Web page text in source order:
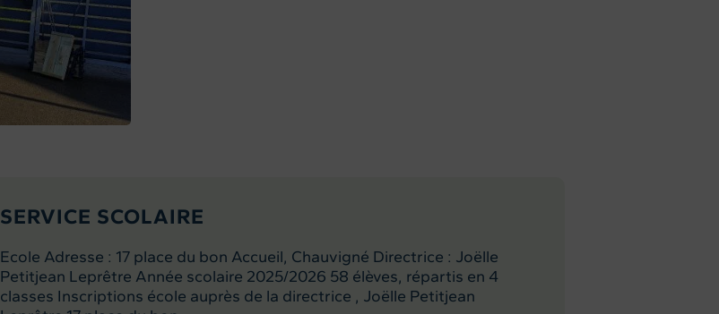
SERVICE SCOLAIRE
Ecole Adresse : 17 place du bon Accueil, Chauvigné Directrice : Joëlle
Petitjean Leprêtre Année scolaire 2025/2026 58 élèves, répartis en 4
classes Inscriptions école auprès de la directrice , Joëlle Petitjean